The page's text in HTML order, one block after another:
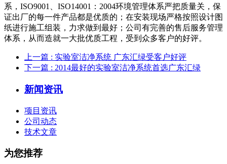
系，ISO9001、ISO14001：2004环境管理体系严把质量关，保
证出厂的每一件产品都是优质的；在安装现场严格按照设计图
纸进行施工组装，力求做到最好；公司有完善的售后服务管理
体系，从而造就一大批优质工程，受到众多客户的好评。
上一篇 : 实验室洁净系统 广东汇绿受客户好评
下一篇 : 2014最好的实验室洁净系统首选广东汇绿
新闻资讯
项目资讯
公司动态
技术文章
为您推荐